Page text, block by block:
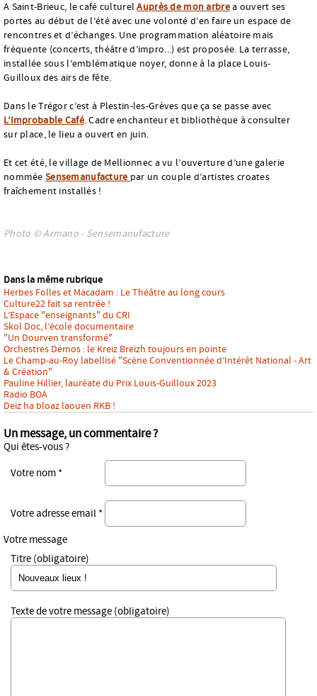
A Saint-Brieuc, le café culturelAuprès de mon arbrea ouvert ses
portes au début de l’été avec une volonté d’en faire un espace de
rencontres et d’échanges. Une programmation aléatoire mais
fréquente (concerts, théâtre d’impro...) est proposée. La terrasse,
installée sous l’emblématique noyer, donne à la place Louis-
Guilloux des airs de fête.
Dans le Trégor c’est à Plestin-les-Grèves que ça se passe avec
L’Improbable Café. Cadre enchanteur et bibliothèque à consulter
sur place, le lieu a ouvert en juin.
Et cet été, le village de Mellionnec a vu l’ouverture d’une galerie
nommée Sensemanufacture par un couple d’artistes croates
fraîchement installés !
Photo © Armano - Sensemanufacture
Dans la même rubrique
Herbes Folles et Macadam : Le Théâtre au long cours
Culture22 fait sa rentrée !
L’Espace "enseignants" du CRI
Skol Doc, l’école documentaire
"Un Dourven transformé"
Orchestres Démos : le Kreiz Breizh toujours en pointe
Le Champ-au-Roy labellisé "Scène Conventionnée d’Intérêt National - Art
& Création"
Pauline Hillier, lauréate du Prix Louis-Guilloux 2023
Radio BOA
Deiz ha bloaz laouen RKB !
Un message, un commentaire ?
Qui êtes-vous ?
Votre nom *
Votre adresse email *
Votre message
Titre (obligatoire)
Texte de votre message (obligatoire)